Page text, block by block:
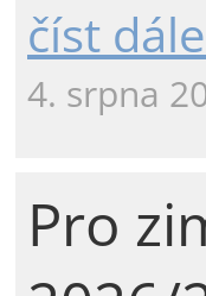
číst
4. srpna
Pro